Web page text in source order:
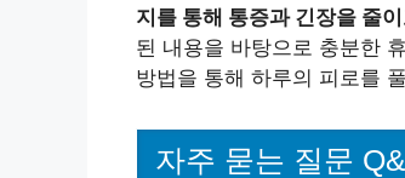
지를 통해 통증과 긴장을 줄
된 내용을 바탕으로 충분한
방법을 통해 하루의 피로를
자주 묻는 질문